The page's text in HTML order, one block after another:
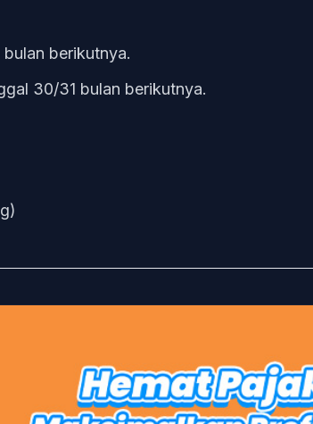
berikutnya.
30/31 bulan berikutnya.